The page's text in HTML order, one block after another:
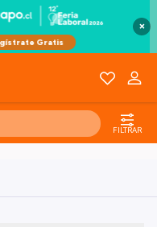
×
FILTRAR